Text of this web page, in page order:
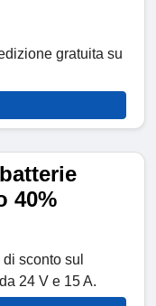
gratuita su
40%
sconto sul
24 V e 15 A.